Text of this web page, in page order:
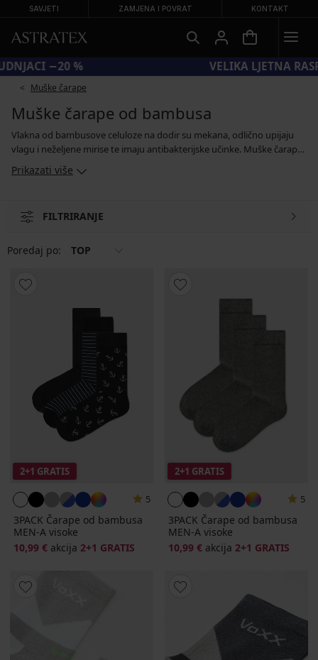
SAVJETI ZAMJENA I POVRAT KONTAKT
KOD BRA20 = GRUDNJACI −20 %
Muške čarape
Muške čarape od bambusa
Vlakna od bambusove celuloze na dodir su mekana, odlično upijaju
vlagu i neželjene mirise te imaju antibakterijske učinke. Muške čarape
od bambusa prozračne su, ali i tople, zahvaljujući čemu ih bez straha
možete nositi u bilo koje godišnje doba. Pogodne su kako za
bambusa.
Prikazati više
FILTRIRANJE
Poredaj po: TOP
2+1 GRATIS
5
3PACK Čarape od bambusa
MEN-A visoke
10,99 € akcija 2+1 GRATIS
2+1 GRATIS
5
3PACK Čarape od bambusa
MEN-A visoke
10,99 € akcija 2+1 GRATIS